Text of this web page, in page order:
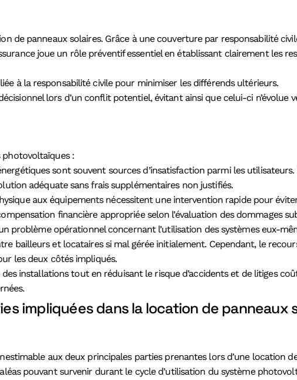
de panneaux solaires. Grâce à une couverture par responsabilité
joue un rôle préventif essentiel en établissant clairement les
à la responsabilité civile pour minimiser les différends ultérieurs.
lors d’un conflit potentiel, évitant ainsi que celui-ci
photovoltaïques :
sont souvent sources d’insatisfaction parmi les
adéquate sans frais supplémentaires non justifiés.
aux équipements nécessitent une intervention rapide pour
financière appropriée selon l’évaluation des dommages
problème opérationnel concernant l’utilisation des systèmes eux-
bailleurs et locataires si mal gérée initialement. Cependant, le
les deux côtés impliqués.
des installations tout en réduisant le risque d’accidents et de litiges
impliquées dans la location de panneaux
aux deux principales parties prenantes lors d’une location
pouvant survenir durant le cycle d’utilisation du système